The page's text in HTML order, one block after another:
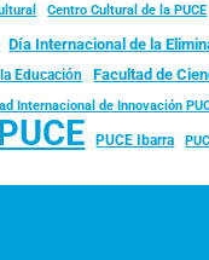
Centro Cultural de la PUCE
Día Internacional de la
Educación Facultad de
Internacional de Innovación
PUCE Ibarra